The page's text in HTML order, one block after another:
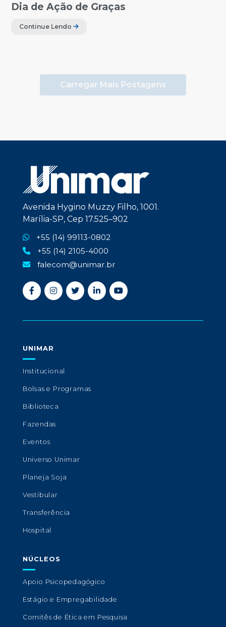
Dia de Ação de Graças
Continue Lendo
Carregar Mais Postagens
Avenida Hygino Muzzy Filho, 1001.
Marília-SP, Cep 17.525–902
+55 (14) 99113-0802
+55 (14) 2105-4000
falecom@unimar.br
UNIMAR
Institucional
Bolsas e Programas
Biblioteca
Fazendas
Eventos
Universo Unimar
Planeja Soja
Vestibular
Transferência
Hospital
NÚCLEOS
Apoio Psicopedagógico
Estágio e Empregabilidade
Comitês de Ética em Pesquisa